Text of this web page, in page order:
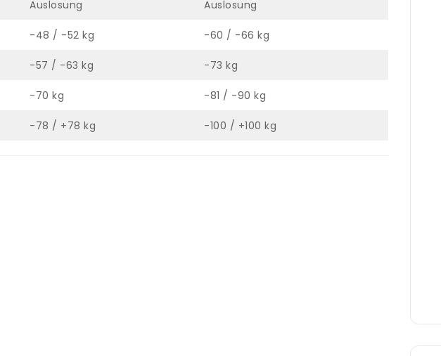
Auslosung Auslosung
-48 / -52 kg -60 / -66 kg
-57 / -63 kg -73 kg
-70 kg -81 / -90 kg
-78 / +78 kg -100 / +100 kg